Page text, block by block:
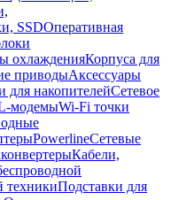
SSDОперативная
охлажденияКорпуса для
приводыАксессуары
для накопителейСетевое
модемыWi-Fi точки
PowerlineСетевые
Кабели,
техникиПодставки для